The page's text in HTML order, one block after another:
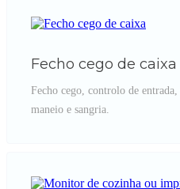
Fecho cego de caixa
Fecho cego, controlo de
maneio e sangria.